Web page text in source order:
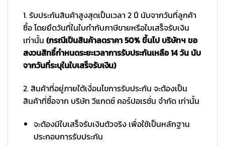
1. รับประกันสินค้าสูงสุดเป็นเวลา 2 ปี นับจากวันที่ลูกค้า
ซื้อ โดยยึดวันที่ในใบกำกับภาษีขายหรือใบเสร็จรับเงิน
เท่านั้น (กรณีเป็นสินค้าลดราคา 50% ขึ้นไป บริษัทฯ ขอ
สงวนสิทธิ์กำหนดระยะเวลาการรับประกันเหลือ 14 วัน นับ
จากวันที่ระบุในใบเสร็จรับเงิน)
2. สินค้าที่อยู่ภายใต้เงื่อนไขการรับประกัน จะต้องเป็น
สินค้าที่ซื้อจาก บริษัท วีแกดซ์ คอร์ปอเรชั่น จำกัด เท่านั้น
จะต้องมีใบเสร็จรับเงินตัวจริง เพื่อใช้เป็นหลักฐาน
ประกอบการรับประกัน